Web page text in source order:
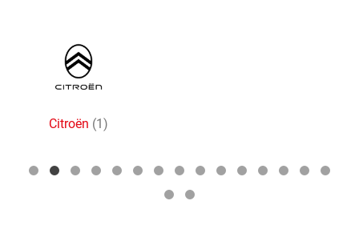
Citroën (1)
von